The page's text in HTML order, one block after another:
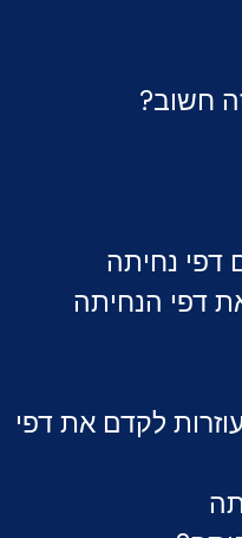
חשוב?
דפי נחיתה
דפי הנחיתה
לקדם את דפי